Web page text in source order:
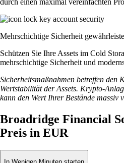
Mehrschichtige Sicherheit
Schützen Sie Ihre Assets im Cold
mehrschichtige Sicherheit und
Sicherheitsmaßnahmen betreffen den
Wertstabilität der Assets. Krypto-
kann den Wert Ihrer Bestände massiv
Broadridge Financial
Preis in EUR